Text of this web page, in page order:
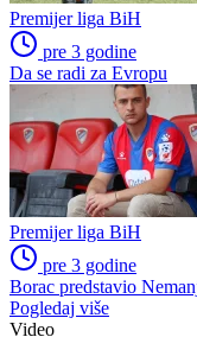
Premijer liga BiH
pre 3 godine
Aleksandar Kosorić
Premijer liga BiH
pre 3 godine
Đorđe Ćosić slobodan u